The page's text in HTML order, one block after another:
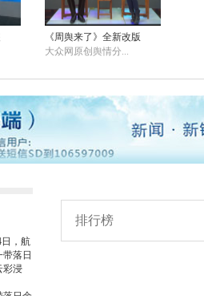
12
前
《周舆来了》全新改版
大众网原创舆情分...
排行榜